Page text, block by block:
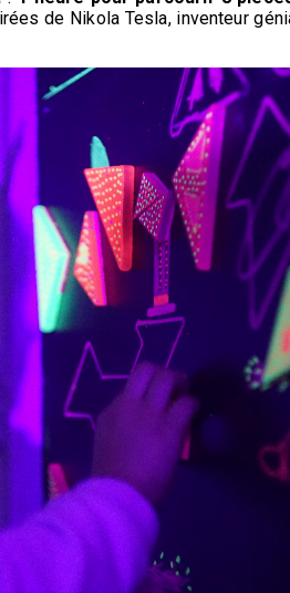
de Nikola Tesla, inventeur